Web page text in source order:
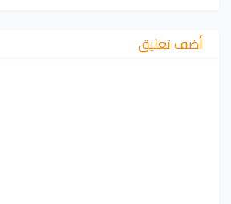
أضف تعليق